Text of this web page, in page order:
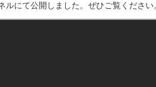
ルにて公開しました。ぜひご覧ください